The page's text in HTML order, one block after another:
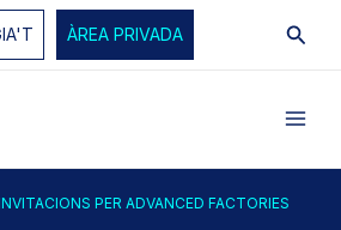
ÀREA PRIVADA
PER ADVANCED FACTORIES